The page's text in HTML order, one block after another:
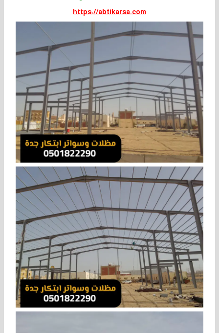
https://abtikarsa.com